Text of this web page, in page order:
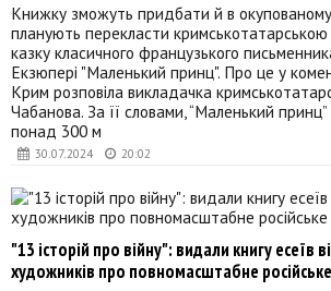
30.07.2024 20:02
Книжку зможуть придбати й в
планують перекласти
казку класичного французького
Екзюпері "Маленький принц". Про це у
Крим розповіла викладачка
Чабанова. За її словами, “Маленький
понад 300 м
"13 історій про війну": видали книгу есеїв
художників про повномасштабне